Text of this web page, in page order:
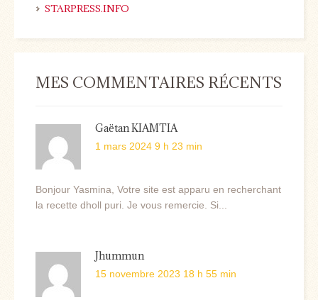
STARPRESS.INFO
MES COMMENTAIRES RÉCENTS
Gaëtan KIAMTIA
1 mars 2024 9 h 23 min
Bonjour Yasmina, Votre site est apparu en recherchant
la recette dholl puri. Je vous remercie. Si...
Jhummun
15 novembre 2023 18 h 55 min